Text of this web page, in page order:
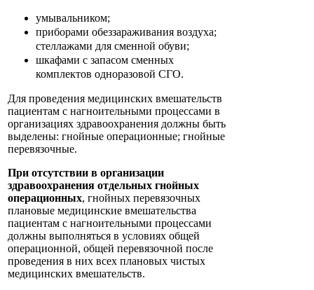
умывальником;
приборами обеззараживания воздуха;
стеллажами для сменной обуви;
шкафами с запасом сменных
комплектов одноразовой СГО.
Для проведения медицинских вмешательств
пациентам с нагноительными процессами в
организациях здравоохранения должны быть
выделены: гнойные операционные; гнойные
перевязочные.
При отсутствии в организации
здравоохранения отдельных гнойных
операционных, гнойных перевязочных
плановые медицинские вмешательства
пациентам с нагноительными процессами
должны выполняться в условиях общей
операционной, общей перевязочной после
проведения в них всех плановых чистых
медицинских вмешательств.